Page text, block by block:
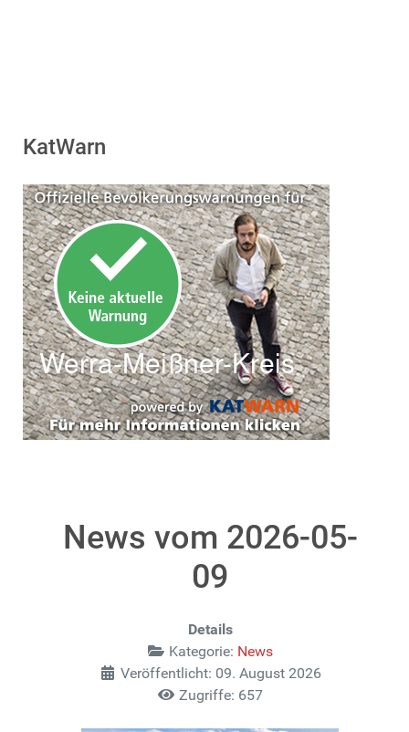
KatWarn
News vom 2026-05-
09
Details
Kategorie: News
Veröffentlicht: 09. August 2026
Zugriffe: 657